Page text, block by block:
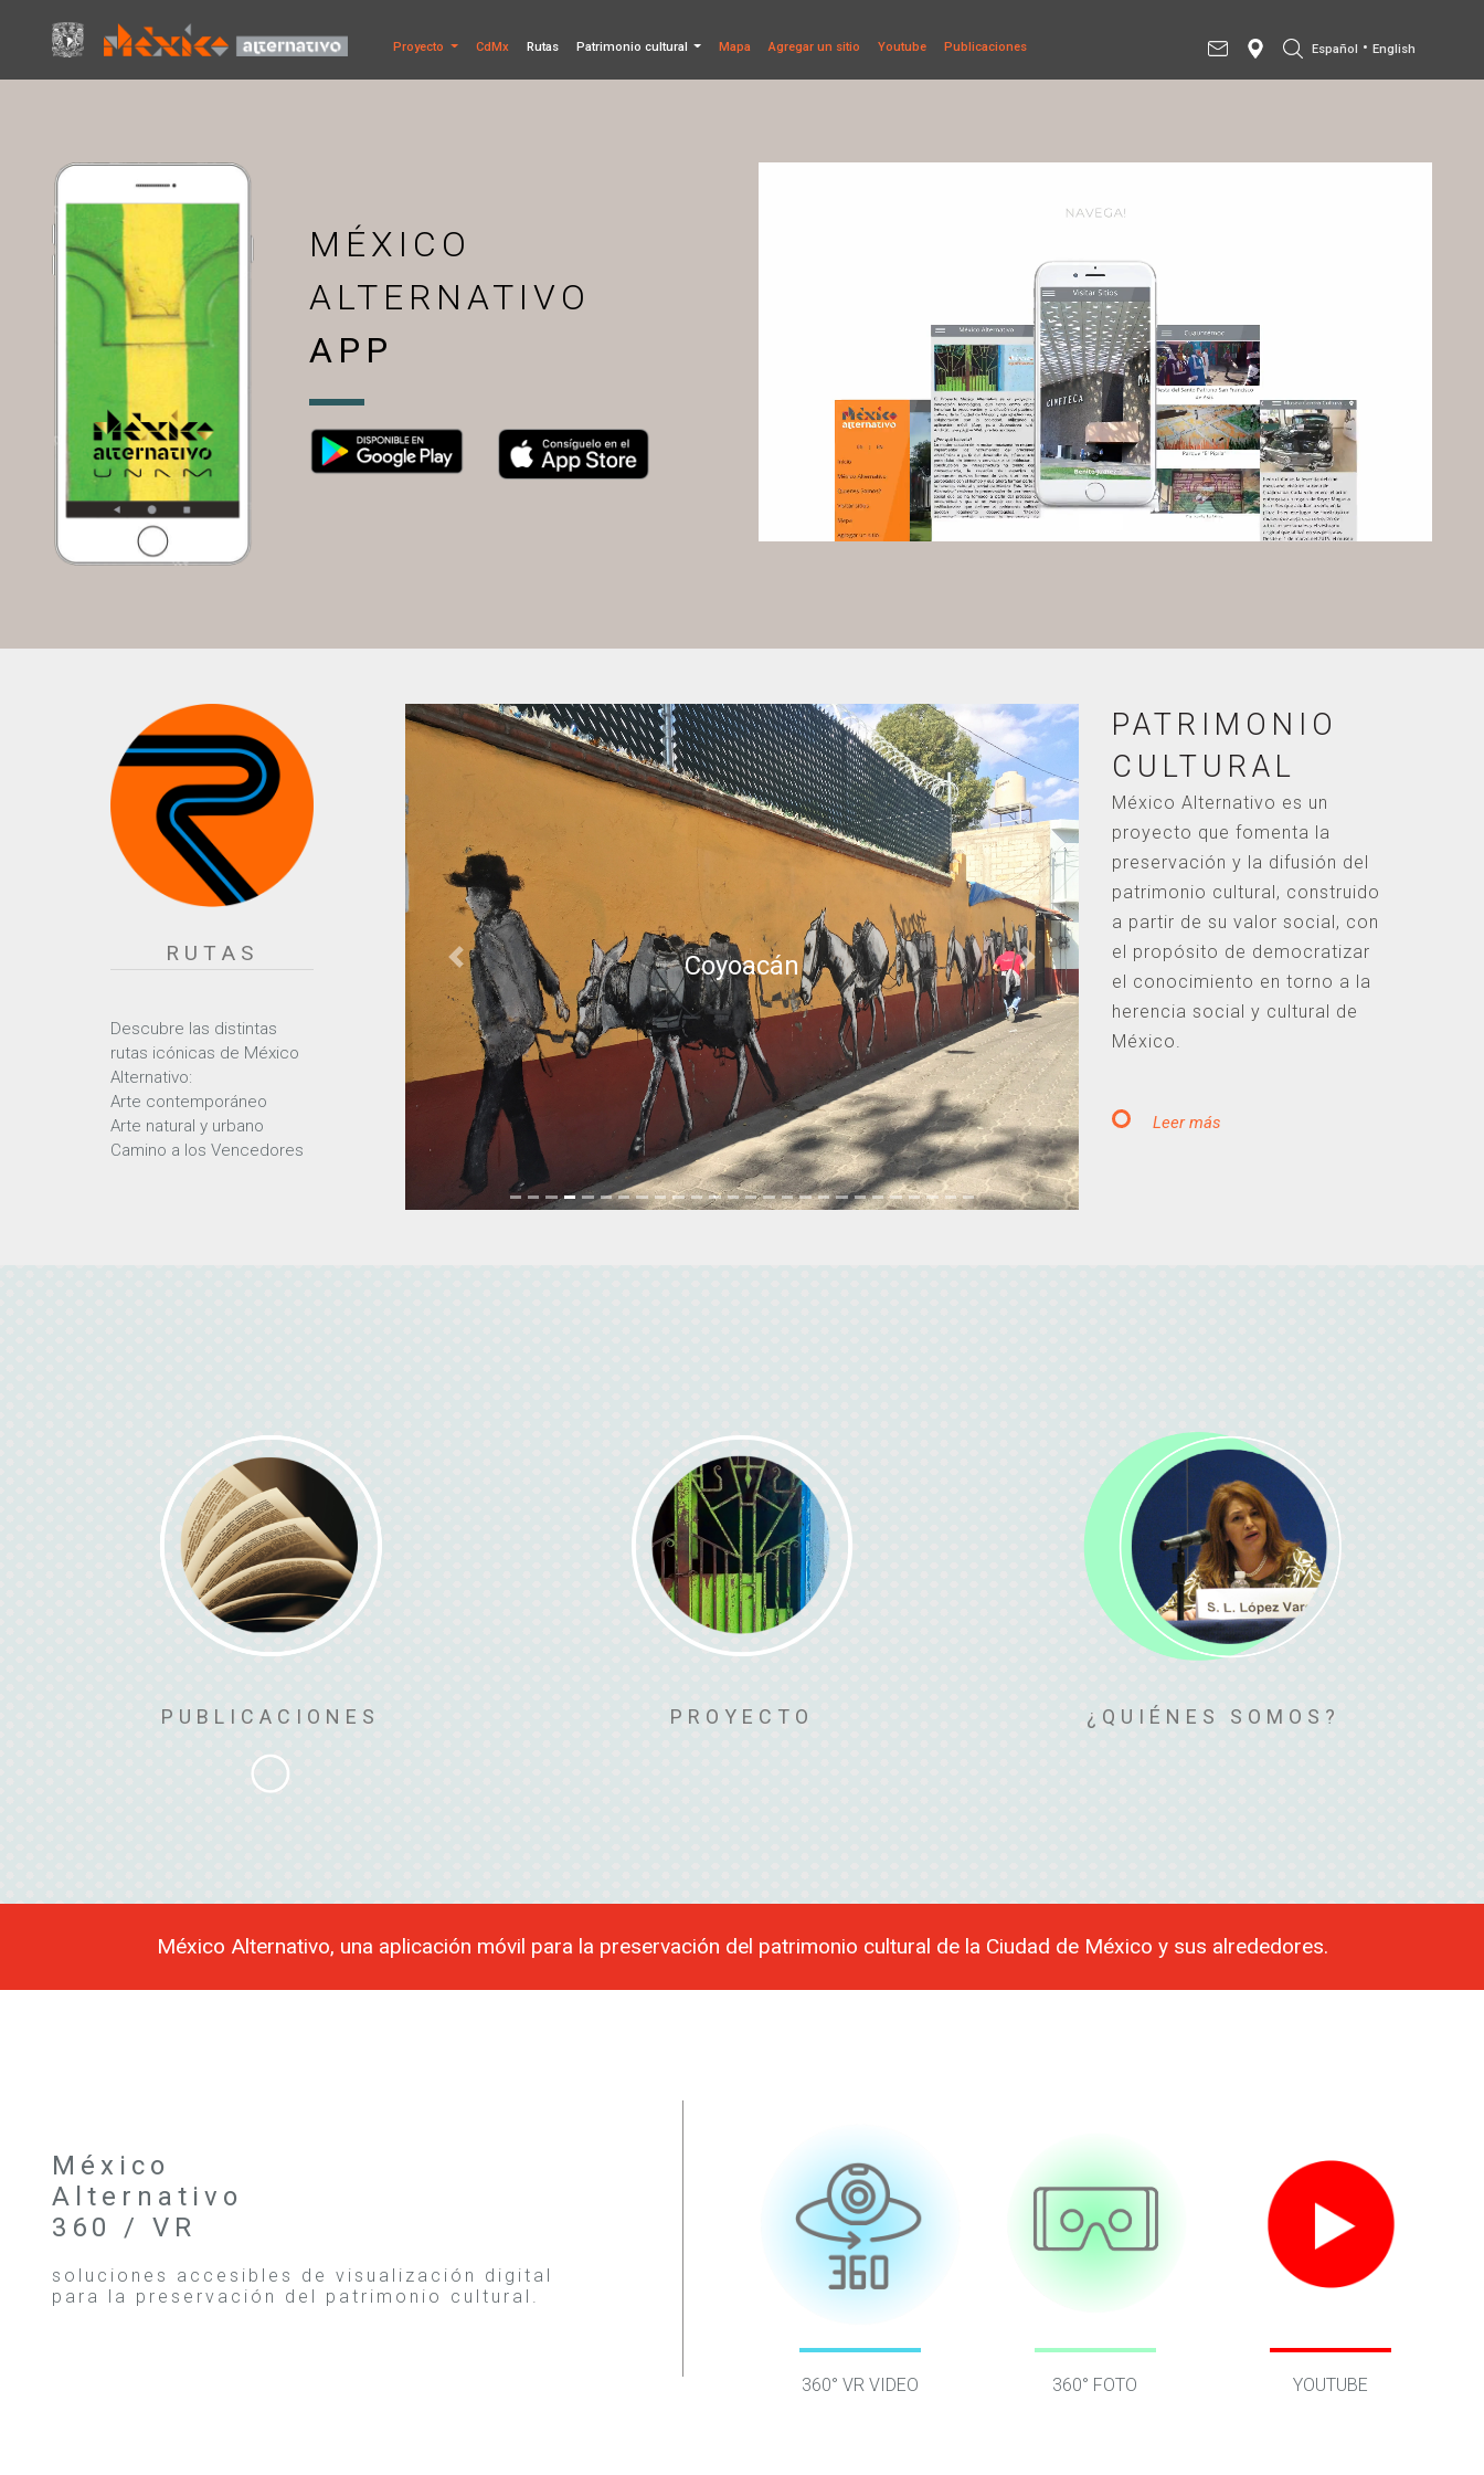
Proyecto CdMx Rutas Patrimonio cultural Mapa Agregar un sitio Youtube Publicaciones Español • English
MÉXICO
ALTERNATIVO
APP
RUTAS
Descubre las distintas
rutas icónicas de México
Alternativo:
Arte contemporáneo
Arte natural y urbano
Camino a los Vencedores
Coyoacán Cuauhtémoc
< >
PATRIMONIO
CULTURAL
México Alternativo es un
proyecto que fomenta la
preservación y la difusión del
patrimonio cultural, construido
a partir de su valor social, con
el propósito de democratizar
el conocimiento en torno a la
herencia social y cultural de
México.
Leer más
PUBLICACIONES PROYECTO ¿QUIÉNES SOMOS?
México Alternativo, una aplicación móvil para la preservación del patrimonio cultural de la Ciudad de México y sus alrededores.
México
Alternativo
360 / VR
soluciones accesibles de visualización digital
para la preservación del patrimonio cultural.
360° VR VIDEO 360° FOTO YOUTUBE